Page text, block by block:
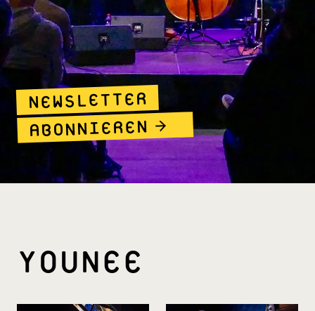
NEWSLETTER
ABONNIEREN
YOUNEE